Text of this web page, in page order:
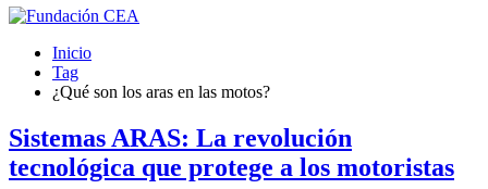
Inicio
Tag
¿Qué son los aras en las motos?
Sistemas ARAS: La revolución
tecnológica que protege a los motoristas